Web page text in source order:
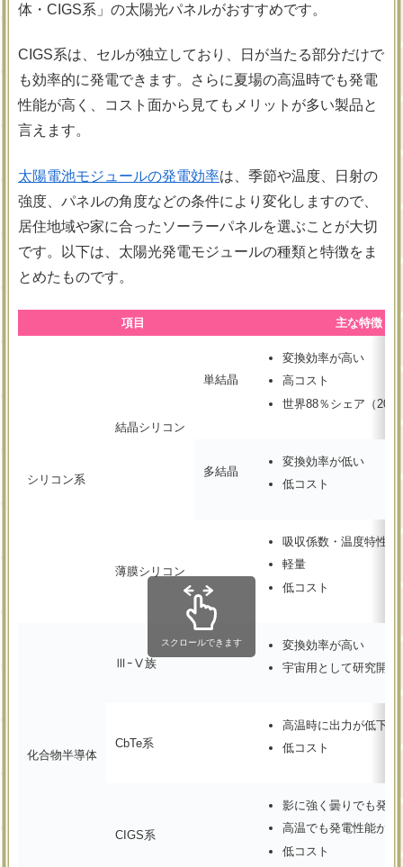
体・CIGS系」の太陽光パネルがおすすめです。
CIGS系は、セルが独立しており、日が当たる部分だけで
も効率的に発電できます。さらに夏場の高温時でも発電
性能が高く、コスト面から見てもメリットが多い製品と
言えます。
太陽電池モジュールの発電効率は、季節や温度、日射の
強度、パネルの角度などの条件により変化しますので、
居住地域や家に合ったソーラーパネルを選ぶことが大切
です。以下は、太陽光発電モジュールの種類と特徴をま
とめたものです。
項目 主な特徴
シリコン系
結晶シリコン
単結晶
変換効率が高い
高コスト
世界88％シェア（
多結晶
変換効率が低い
低コスト
薄膜シリコン
吸収係数・温度特性が
軽量
低コスト
化合物半導体
ⅢｰⅤ族
変換効率が高い
宇宙用として研究開発
CbTe系
高温時に出力が低下
低コスト
CIGS系
影に強く曇りでも発電
高温でも発電性能が高
低コスト
スクロールできます